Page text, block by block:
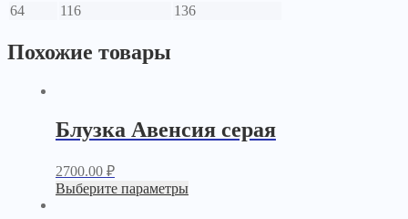
64
116 136
Похожие товары
Блузка Авенсия серая
2700.00 ₽
Выберите параметры